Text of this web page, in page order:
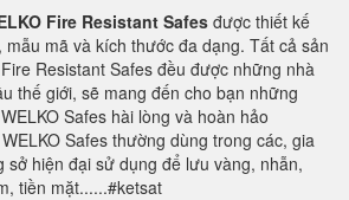
Fire Resistant Safes được thiết kế
mã và kích thước đa dạng. Tất cả sản
Resistant Safes đều được những nhà
thế giới, sẽ mang đến cho bạn những
Safes hài lòng và hoàn hảo
Safes thường dùng trong các, gia
sở hiện đại sử dụng để lưu vàng, nhẫn,
tiền mặt......#ketsat